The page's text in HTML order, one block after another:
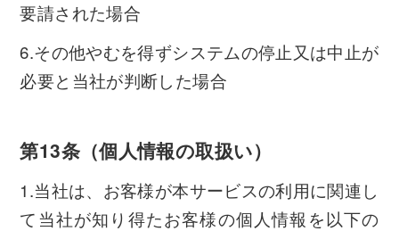
要請された場合
6.その他やむを得ずシステムの停止又は中止が
必要と当社が判断した場合
第13条（個人情報の取扱い）
1.当社は、お客様が本サービスの利用に関連し
て当社が知り得たお客様の個人情報を以下の